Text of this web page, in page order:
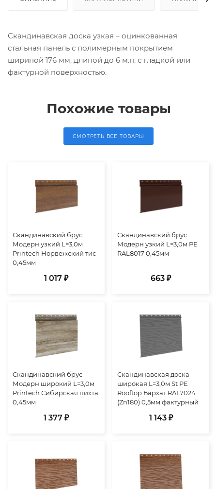
Скандинавская доска узкая – оцинкованная
стальная панель с полимерным покрытием
шириной 176 мм, длиной до 6 м.п. с гладкой или
фактурной поверхностью.
Похожие товары
СМОТРЕТЬ ВСЕ ТОВАРЫ
Скандинавский брус
Модерн узкий L=3,0м
Printech Норвежский тис
0,45мм
1 017 ₽
Скандинавский брус
Модерн узкий L=3,0м PE
RAL8017 0,45мм
663 ₽
Скандинавский брус
Модерн широкий L=3,0м
Printech Сибирская пихта
0,45мм
1 377 ₽
Скандинавская доска
широкая L=3,0м St PE
Rooftop Бархат RAL7024
(Zn180) 0,5мм фактурный
1 143 ₽